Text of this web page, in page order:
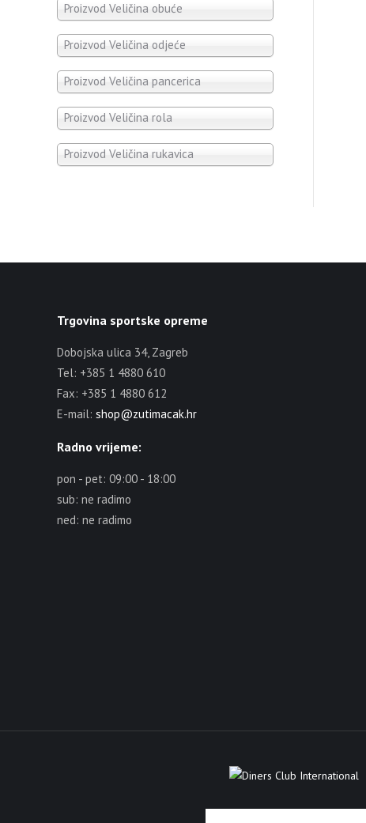
Proizvod Veličina obuće
Proizvod Veličina odjeće
Proizvod Veličina pancerica
Proizvod Veličina rola
Proizvod Veličina rukavica
Trgovina sportske opreme
Dobojska ulica 34, Zagreb
Tel: +385 1 4880 610
Fax: +385 1 4880 612
E-mail: shop@zutimacak.hr
Radno vrijeme:
pon - pet: 09:00 - 18:00
sub: ne radimo
ned: ne radimo